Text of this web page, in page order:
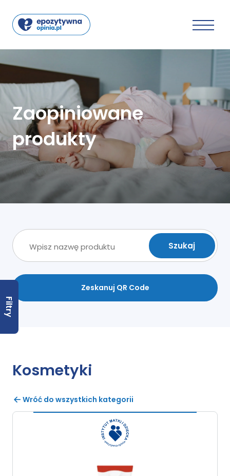
Zaopiniowane
produkty
Zeskanuj QR Code
Kosmetyki
Wróć do wszystkich kategorii
Filtry